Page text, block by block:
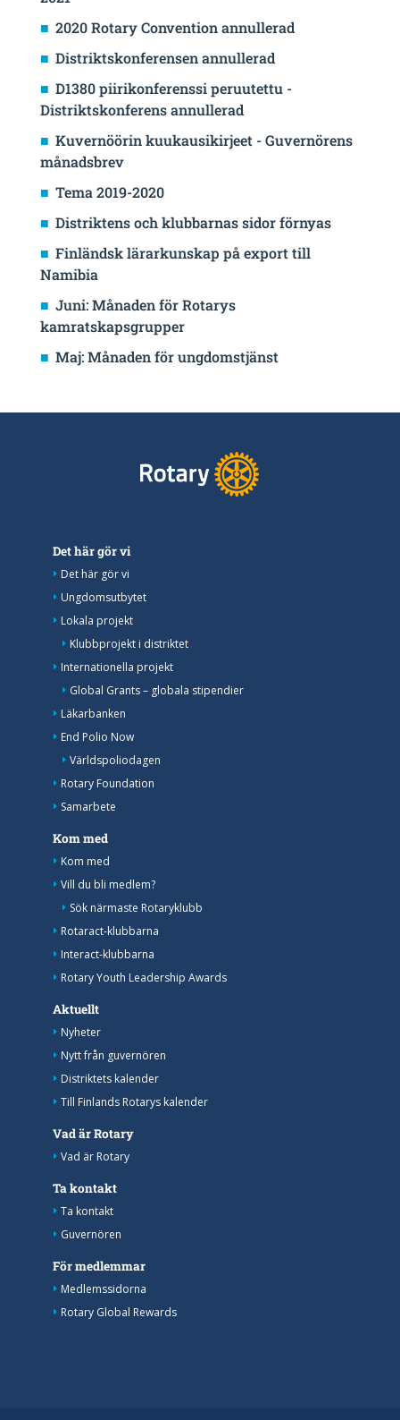
2020 Rotary Convention annullerad
Distriktskonferensen annullerad
D1380 piirikonferenssi peruutettu -
Distriktskonferens annullerad
Kuvernöörin kuukausikirjeet - Guvernörens
månadsbrev
Tema 2019-2020
Distriktens och klubbarnas sidor förnyas
Finländsk lärarkunskap på export till
Namibia
Juni: Månaden för Rotarys
kamratskapsgrupper
Maj: Månaden för ungdomstjänst
Det här gör vi
Det här gör vi
Ungdomsutbytet
Lokala projekt
Klubbprojekt i distriktet
Internationella projekt
Global Grants – globala stipendier
Läkarbanken
End Polio Now
Världspoliodagen
Rotary Foundation
Samarbete
Kom med
Kom med
Vill du bli medlem?
Sök närmaste Rotaryklubb
Rotaract-klubbarna
Interact-klubbarna
Rotary Youth Leadership Awards
Aktuellt
Nyheter
Nytt från guvernören
Distriktets kalender
Till Finlands Rotarys kalender
Vad är Rotary
Vad är Rotary
Ta kontakt
Ta kontakt
Guvernören
För medlemmar
Medlemssidorna
Rotary Global Rewards